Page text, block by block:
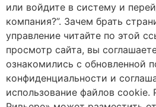
или войдите в систему и
компания?”. Зачем брать
управление читайте по этой
просмотр сайта, вы
ознакомились с обновленной
конфиденциальности и
использование файлов cookie.